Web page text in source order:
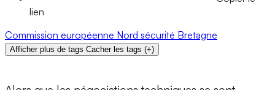
lien
Commission européenne Nord sécurité Bretagne
Afficher plus de tags Cacher les tags (+)